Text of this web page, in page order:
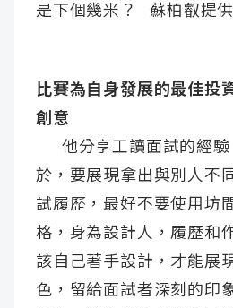
是下個幾米？ 蘇柏叡提供
比賽為自身發展的最佳
創意
他分享工讀面試的經驗
於，要展現拿出與別人不
試履歷，最好不要使用坊
格，身為設計人，履歷和
該自己著手設計，才能展
色，留給面試者深刻的印